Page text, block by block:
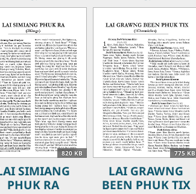
820 KB
SIMIANG
PHUK RA
775 KB
LAI GRAWNG
BEEN PHUK TIX